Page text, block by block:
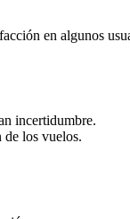
en algunos
incertidumbre.
de los vuelos.